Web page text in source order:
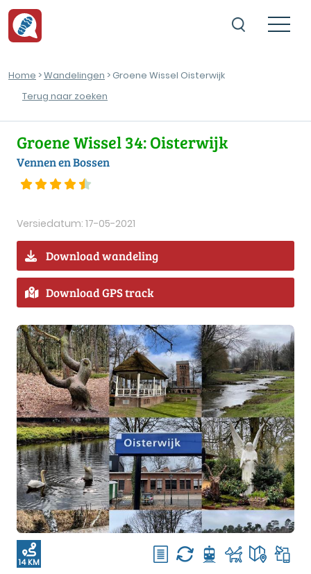
Home >Wandelingen > Groene Wissel Oisterwijk
Terug naar zoeken
Groene Wissel 34: Oisterwijk
Vennen en Bossen
Versiedatum: 17-05-2021
Download wandeling
Download GPS track
14 KM